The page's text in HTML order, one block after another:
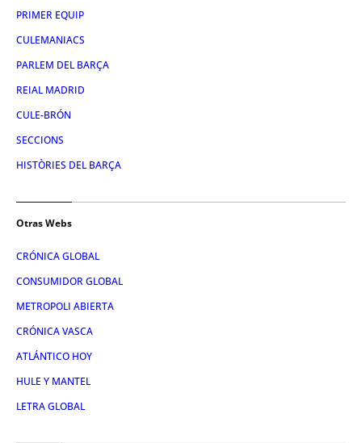
PRIMER EQUIP
CULEMANIACS
PARLEM DEL BARÇA
REIAL MADRID
CULE-BRÓN
SECCIONS
HISTÒRIES DEL BARÇA
Otras Webs
CRÓNICA GLOBAL
CONSUMIDOR GLOBAL
METROPOLI ABIERTA
CRÓNICA VASCA
ATLÁNTICO HOY
HULE Y MANTEL
LETRA GLOBAL